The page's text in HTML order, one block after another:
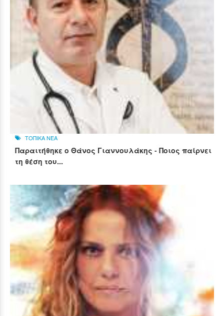
ΤΟΠΙΚΑ ΝΕΑ
Παραιτήθηκε ο Θάνος Γιαννουλάκης - Ποιος παίρνει
τη θέση του...